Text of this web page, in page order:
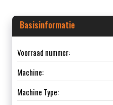
Basisinformatie
Voorraad nummer:
Machine:
Machine Type: